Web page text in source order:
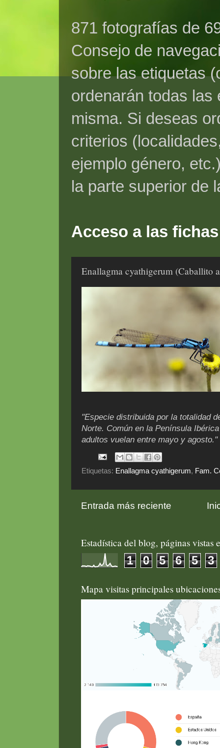
871 fotografías de
Consejo de
sobre las etiquetas
ordenarán todas las
misma. Si deseas
criterios
ejemplo género,
la parte superior de
Acceso a las
Enallagma cyathigerum (Caballito
"Especie distribuida por la totalidad
Norte. Común en la Península
adultos vuelan entre mayo y agosto."
Etiquetas: Enallagma cyathigerum, Fam.
Entrada más reciente
Estadística del blog, páginas vistas
1 0 5 6 5 3
Mapa visitas principales